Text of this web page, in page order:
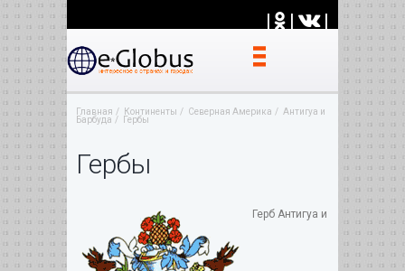
| | |
Главная Континенты Северная Америка
Антигуа и
Барбуда
Гербы
Гербы
Герб Антигуа и